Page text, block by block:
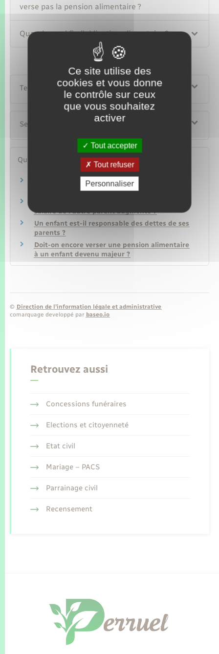
verse pas la pension alimentaire ?
Quand prend fin l'obligation alimentaire ?
Textes de référence
Services en ligne et formulaires
Questions ? Réponses !
Que faire si la pension alimentaire n'est pas
salaire de l'autre parent augmente ?
Un enfant est-il responsable des dettes de ses
parents ?
Doit-on encore verser une pension alimentaire
à un enfant devenu majeur ?
© Direction de l’information légale et administrative
comarquage developpé par baseo.io
Retrouvez aussi
Concessions funéraires
Elections et citoyenneté
Etat civil
Mariage – PACS
Parrainage civil
Recensement
Ce site utilise des
cookies et vous donne
le contrôle sur ceux
que vous souhaitez
activer
Tout accepter
Tout refuser
Personnaliser